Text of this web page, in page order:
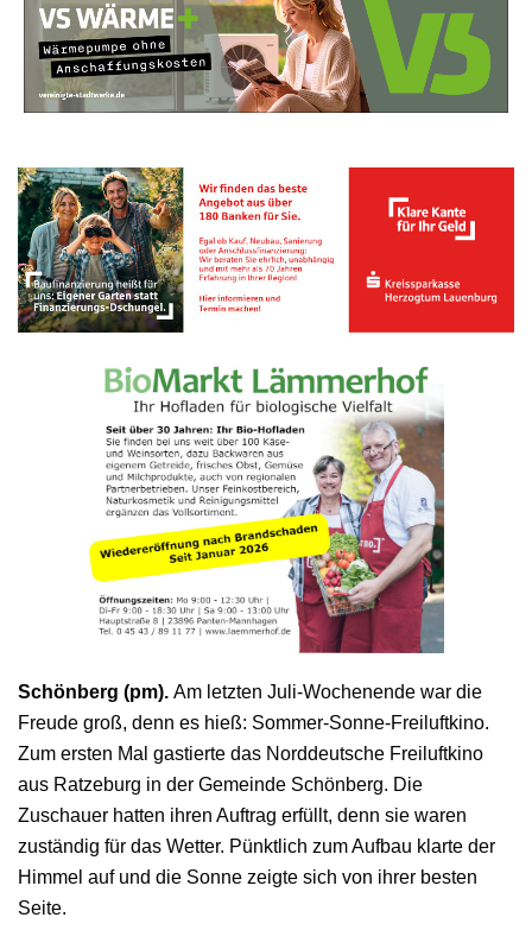
Schönberg (pm). Am letzten Juli-Wochenende war die
Freude groß, denn es hieß: Sommer-Sonne-Freiluftkino.
Zum ersten Mal gastierte das Norddeutsche Freiluftkino
aus Ratzeburg in der Gemeinde Schönberg. Die
Zuschauer hatten ihren Auftrag erfüllt, denn sie waren
zuständig für das Wetter. Pünktlich zum Aufbau klarte der
Himmel auf und die Sonne zeigte sich von ihrer besten
Seite.